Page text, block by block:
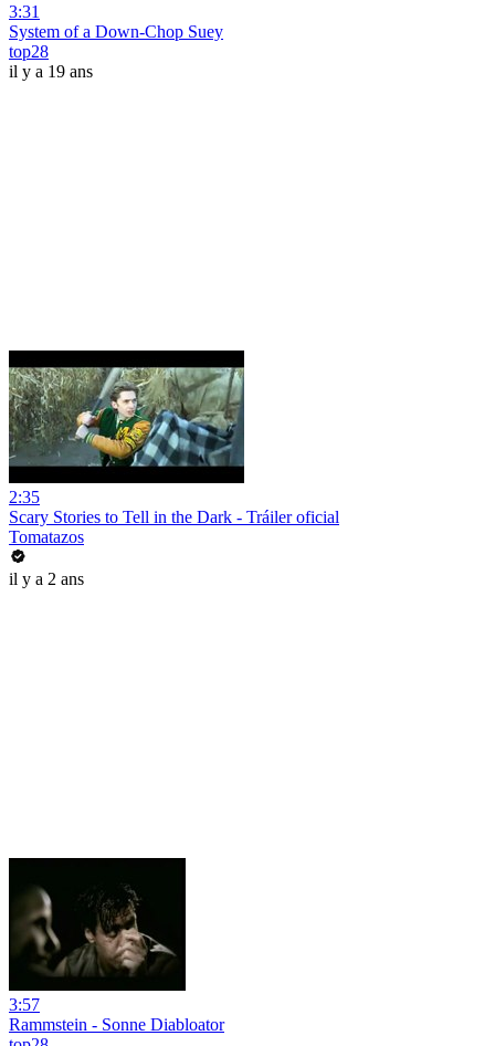
3:31
System of a Down-Chop Suey
top28
il y a 19 ans
2:35
Scary Stories to Tell in the Dark - Tráiler oficial
Tomatazos
il y a 2 ans
3:57
Rammstein - Sonne Diabloator